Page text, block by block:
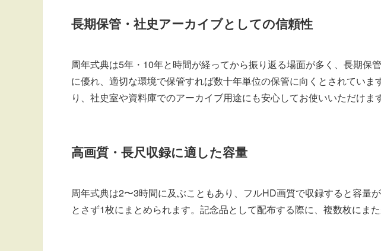
長期保管・社史アーカイブとしての信頼性
周年式典は5年・10年と時間が経ってから振り返る場面が多く、長期
に優れ、適切な環境で保管すれば数十年単位の保管に向くとされてい
り、社史室や資料庫でのアーカイブ用途にも安心してお使いいただけます
高画質・長尺収録に適した容量
周年式典は2〜3時間に及ぶこともあり、フルHD画質で収録すると容
とさず1枚にまとめられます。記念品として配布する際に、複数枚にま